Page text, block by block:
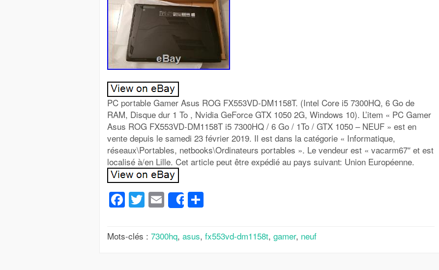
PC portable Gamer Asus ROG FX553VD-DM1158T. (Intel Core i5 7300HQ, 6 Go de
RAM, Disque dur 1 To , Nvidia GeForce GTX 1050 2G, Windows 10). L’item « PC Gamer
Asus ROG FX553VD-DM1158T i5 7300HQ / 6 Go / 1To / GTX 1050 – NEUF » est en
vente depuis le samedi 23 février 2019. Il est dans la catégorie « Informatique,
réseaux\Portables, netbooks\Ordinateurs portables ». Le vendeur est « vacarm67″ et est
localisé à/en Lille. Cet article peut être expédié au pays suivant: Union Européenne.
Facebook
Twitter
Email
Share
Mots-clés : 7300hq, asus, fx553vd-dm1158t, gamer, neuf